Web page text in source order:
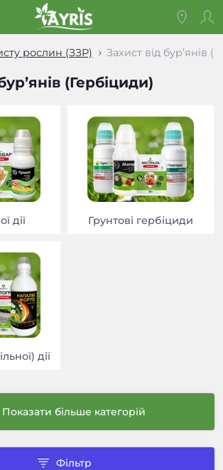
рослин (ЗЗР) Захист від бур’янів
(Гербіциди)
дії Грунтові гербіциди
дії
Показати більше категорій
Фільтр